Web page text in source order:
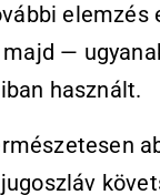
—
használt.